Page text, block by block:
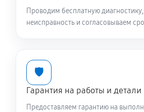
Проводим бесплатную
неисправность и согласовываем
🛡️
Гарантия на работы и детали
Предоставляем гарантию на